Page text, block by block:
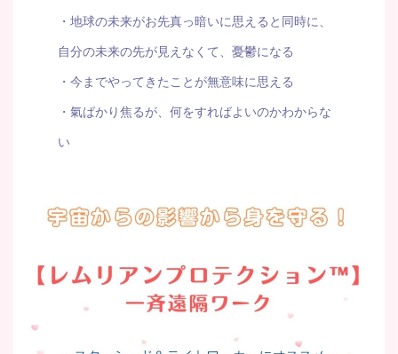
・地球の未来がお先真っ暗いに思えると同時に、
自分の未来の先が見えなくて、憂鬱になる
・今までやってきたことが無意味に思える
・氣ばかり焦るが、何をすればよいのかわからな
い